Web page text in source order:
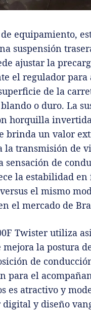
equipamiento,
suspensión
ajustar la
el regulador para
de la
o duro. La
horquilla
brinda un valor
la transmisión de
sensación de
la estabilidad en
el mismo
el mercado de
Twister utiliza
mejora la postura
de
para el
es atractivo y
digital y diseño